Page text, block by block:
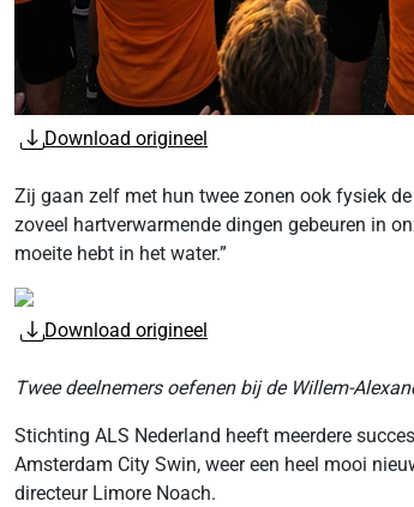
Download origineel
Zij gaan zelf met hun twee zonen ook fysiek
zoveel hartverwarmende dingen gebeuren in
moeite hebt in het water.”
Download origineel
Twee deelnemers oefenen bij de Willem-
Stichting ALS Nederland heeft meerdere
Amsterdam City Swin, weer een heel mooi
directeur Limore Noach.